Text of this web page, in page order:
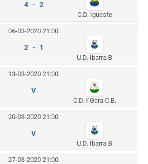
4 - 2
C.D. Igueste
06-03-2020 21:00
2 - 1
U.D. Ibarra B
13-03-2020 21:00
V
C.D. I’Gara C.B.
20-03-2020 21:00
V
U.D. Ibarra B
27-03-2020 21:00